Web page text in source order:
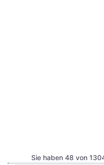
Happy Dog Supreme
Sie haben 48 von